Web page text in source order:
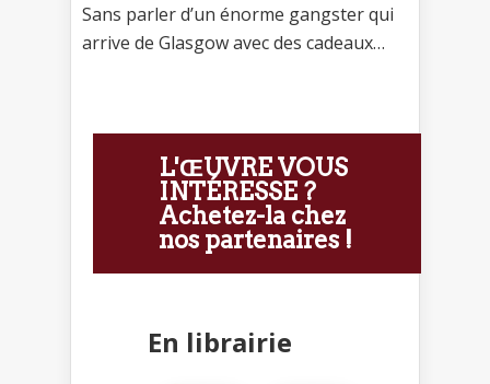
Sans parler d’un énorme gangster qui
arrive de Glasgow avec des cadeaux…
L'ŒUVRE VOUS
INTÉRESSE ?
Achetez-la chez
nos partenaires !
En librairie